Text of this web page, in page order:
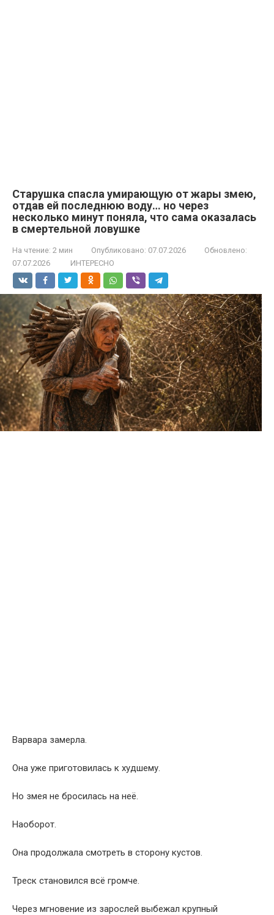
Старушка спасла умирающую от жары змею,
отдав ей последнюю воду… но через
несколько минут поняла, что сама оказалась
в смертельной ловушке
На чтение: 2 мин Опубликовано: 07.07.2026
Обновлено:
07.07.2026
ИНТЕРЕСНО
Варвара замерла.
Она уже приготовилась к худшему.
Но змея не бросилась на неё.
Наоборот.
Она продолжала смотреть в сторону кустов.
Треск становился всё громче.
Через мгновение из зарослей выбежал крупный